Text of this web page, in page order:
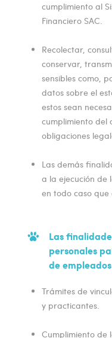
cumplimiento al
Financiero SAC.
Recolectar,
conservar,
sensibles como,
datos sobre el
estos sean
cumplimiento del
obligaciones
Las demás
a la ejecución de
en todo caso que
Las
personales
de
Trámites de
y practicantes.
Cumplimiento de